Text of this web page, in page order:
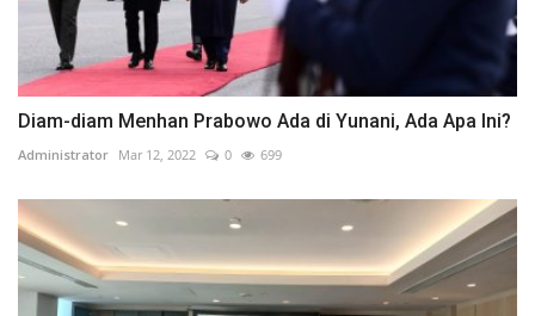
Diam-diam Menhan Prabowo Ada di Yunani, Ada Apa Ini?
Administrator Mar 12, 2022 0 699